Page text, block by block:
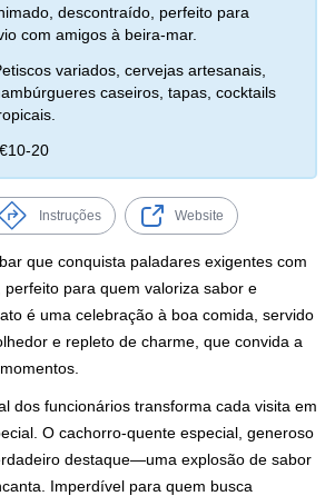
descontraído, perfeito para
com amigos à beira-mar.
variados, cervejas artesanais,
caseiros, tapas, cocktails
€10-20
Instruções Website
que conquista paladares exigentes com
para quem valoriza sabor e
é uma celebração à boa comida, servido
e repleto de charme, que convida a
dos funcionários transforma cada visita em
O cachorro-quente especial, generoso
destaque—uma explosão de sabor
Imperdível para quem busca